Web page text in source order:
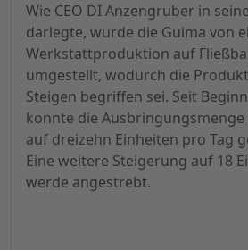
Wie CEO DI Anzengruber in
darlegte, wurde die Guima von
Werkstattproduktion auf
umgestellt, wodurch die
Steigen begriffen sei. Seit
konnte die
auf dreizehn Einheiten pro Tag
Eine weitere Steigerung auf 18
werde angestrebt.